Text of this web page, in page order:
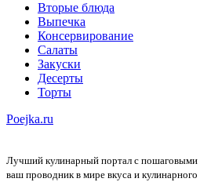
Вторые блюда
Выпечка
Консервирование
Салаты
Закуски
Десерты
Торты
Poejka.ru
Лучший кулинарный портал с
ваш проводник в мире вкуса и кулинарного